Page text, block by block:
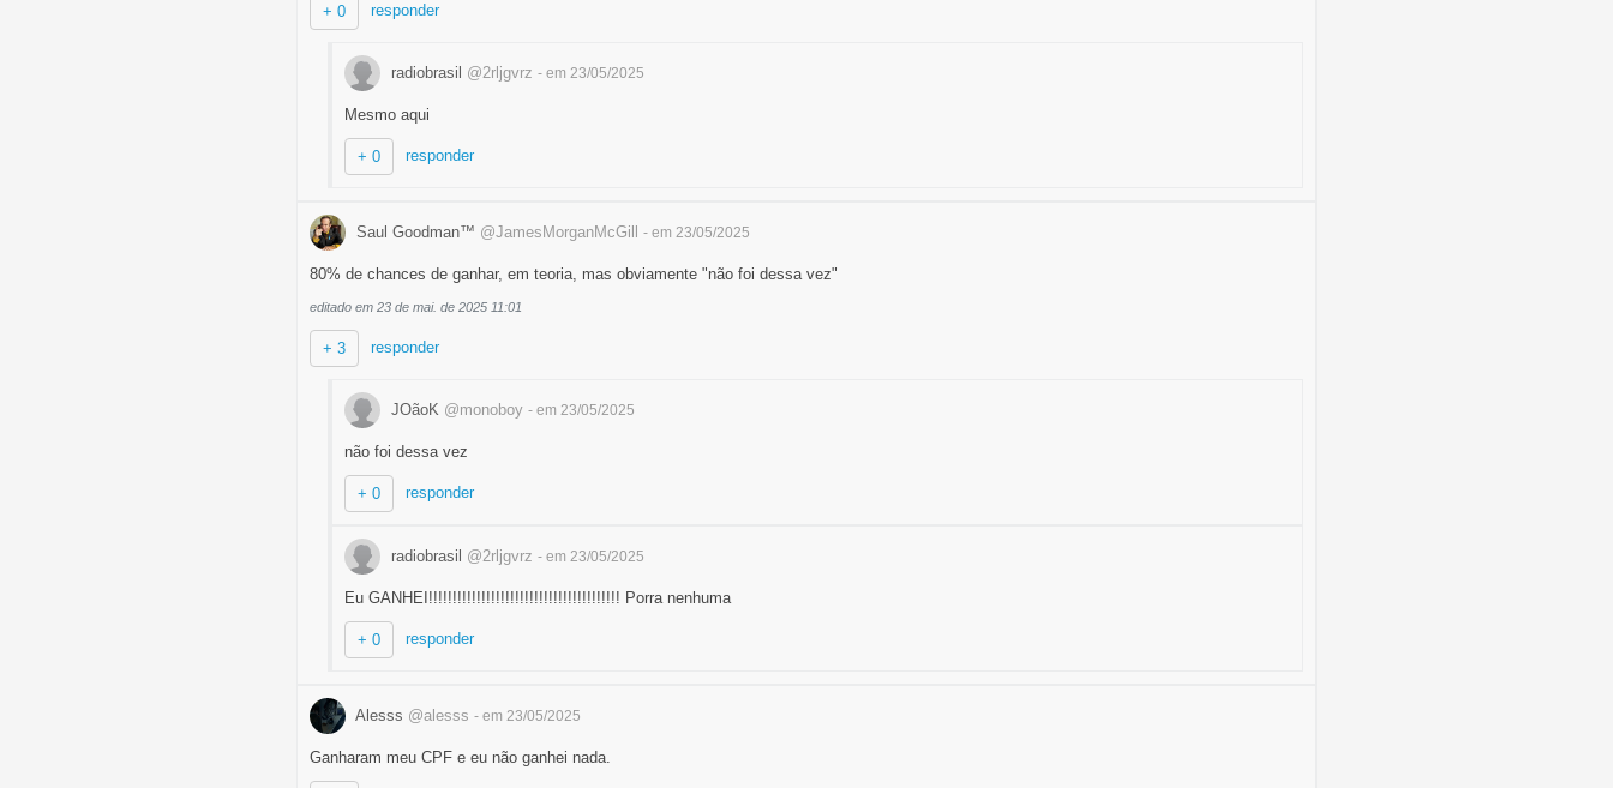
+ 0 responder
radiobrasil @2rljgvrz - em 23/05/2025
Mesmo aqui
+ 0 responder
Saul Goodman™ @JamesMorganMcGill - em 23/05/2025
80% de chances de ganhar, em teoria, mas obviamente "não foi dessa vez"
editado em 23 de mai. de 2025 11:01
+ 3 responder
JOãoK @monoboy - em 23/05/2025
não foi dessa vez
+ 0 responder
radiobrasil @2rljgvrz - em 23/05/2025
Eu GANHEI!!!!!!!!!!!!!!!!!!!!!!!!!!!!!!!!!!!!!!!! Porra nenhuma
+ 0 responder
Alesss @alesss - em 23/05/2025
Ganharam meu CPF e eu não ganhei nada.